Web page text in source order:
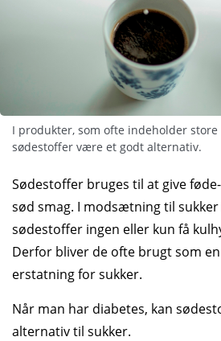
I produkter, som ofte indeholder
sødestoffer være et godt alternativ.
Søde­stoffer bruges til at give
sød smag. I modsætning til
sødestoffer ingen eller kun få
Derfor bliver de ofte brugt som
erstatning for sukker.
Når man har diabetes, kan
alternativ til sukker.